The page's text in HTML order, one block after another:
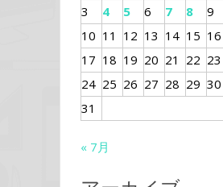
3
4 5 6 7 8
9
10 11 12 13 14 15 16
17 18 19 20 21 22 23
24 25 26 27 28 29 30
31
« 7月